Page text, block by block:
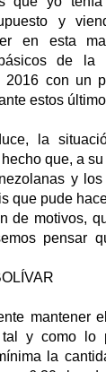
y
en esta
de la
2016 con un
estos
la
que, a
y los
que pude
de motivos,
pensar
mantener
y como lo
la